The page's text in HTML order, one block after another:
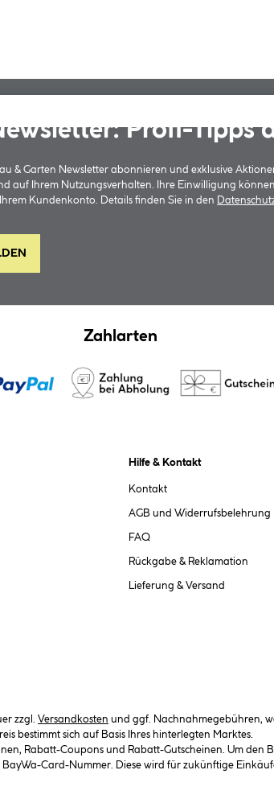
Profi-Tipps
& Garten Newsletter abonnieren und exklusive
auf Ihrem Nutzungsverhalten. Ihre Einwilligung
Kundenkonto. Details finden Sie in den
Zahlarten
Hilfe & Kontakt
Kontakt
AGB und Widerrufsbelehrung
FAQ
Rückgabe & Reklamation
Lieferung & Versand
zzgl. Versandkosten und ggf. Nachnahmegebühren,
bestimmt sich auf Basis Ihres hinterlegten Marktes.
Rabatt-Coupons und Rabatt-Gutscheinen. Um den
Card-Nummer. Diese wird für zukünftige